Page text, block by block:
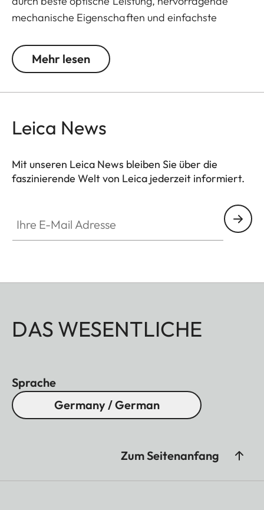
mechanische Eigenschaften und einfachste
bietet das Trinovid HD sehr gute Kontraste, eine
optimale Farbwiedergabe und eine sehr gute
Wetterbedingungen.
Mehr lesen
Leica News
Mit unseren Leica News bleiben Sie über die
faszinierende Welt von Leica jederzeit informiert.
DAS WESENTLICHE
Sprache
Germany / German
Zum Seitenanfang